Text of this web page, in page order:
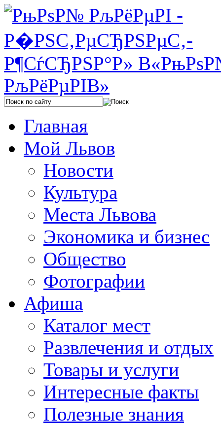
Главная
Мой Львов
Новости
Культура
Места Львова
Экономика и бизнес
Общество
Фотографии
Афиша
Каталог мест
Развлечения и отдых
Товары и услуги
Интересные факты
Полезные знания